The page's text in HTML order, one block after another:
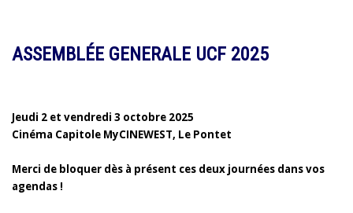
ASSEMBLÉE GENERALE UCF 2025
Jeudi 2 et vendredi 3 octobre 2025
Cinéma Capitole MyCINEWEST, Le Pontet
Merci de bloquer dès à présent ces deux journées dans vos
agendas !